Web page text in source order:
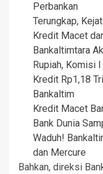
Perbankan
Terungkap,
Kredit Macet
Bankaltimtara
Rupiah, Komisi
Kredit Rp1,18
Bankaltim
Kredit Macet
Bank Dunia
Waduh!
dan Mercure
Bahkan, direksi